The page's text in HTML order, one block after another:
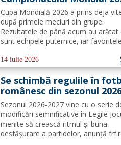
după primele etape
Cupa Mondială 2026 a prins deja
după primele meciuri din grupe.
Rezultatele de până acum au arătat
sunt echipele puternice, iar
suporterii români care urmăresc cu
sufletul la gură fiecare partidă, acest
turneu extins oferă deja semne...
14 iulie 2026
Se schimbă regulile în
românesc din sezonul
2027. Lista oficială de
modificări prezentată de
Sezonul 2026-2027 vine cu o serie
modificări semnificative în Legile
menite să crească ritmul şi buna
desfăşurare a partidelor, anunţă